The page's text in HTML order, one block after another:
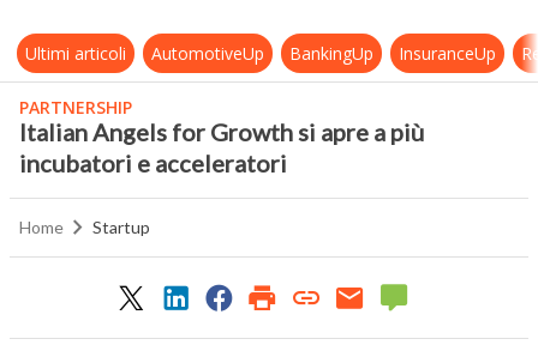
Ultimi articoli AutomotiveUp BankingUp InsuranceUp
PARTNERSHIP
Italian Angels for Growth si apre a più
incubatori e acceleratori
Home Startup